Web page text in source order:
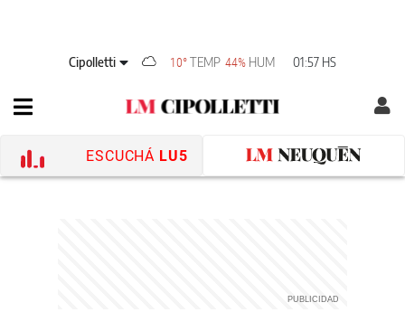
Cipolletti 10°TEMP 44% HUM 01:57 HS
ESCUCHÁ LU5